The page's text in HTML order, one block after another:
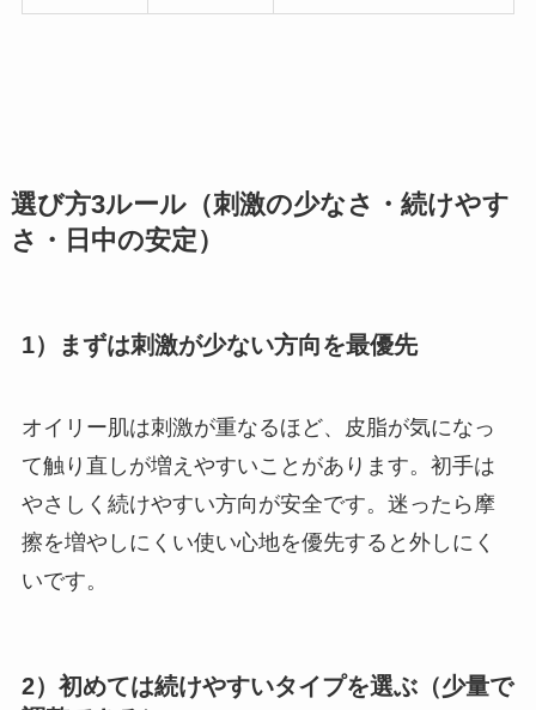
選び方3ルール（刺激の少なさ・続けやす
さ・日中の安定）
1）まずは刺激が少ない方向を最優先
オイリー肌は刺激が重なるほど、皮脂が気になっ
て触り直しが増えやすいことがあります。初手は
やさしく続けやすい方向が安全です。迷ったら摩
擦を増やしにくい使い心地を優先すると外しにく
いです。
2）初めては続けやすいタイプを選ぶ（少量で